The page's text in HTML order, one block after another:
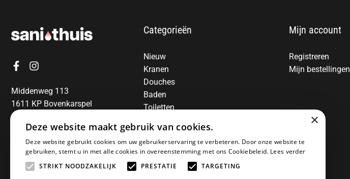
Middenweg 113
1611 KP Bovenkarspel
06-13850797
Categorieën
Nieuw
Kranen
Douches
Baden
Toiletten
Spiegels
Wastafels
Badkamermeubelen
Accessoires
Mijn account
Registreren
Mijn bestellingen
×
Deze website maakt gebruik van cookies.
Deze website gebruikt cookies om uw gebruikerservaring te verbeteren. Door onze website te
gebruiken, stemt u in met alle cookies in overeenstemming met ons Cookiebeleid. Lees verder
STRIKT NOODZAKELIJK
PRESTATIE TARGETING